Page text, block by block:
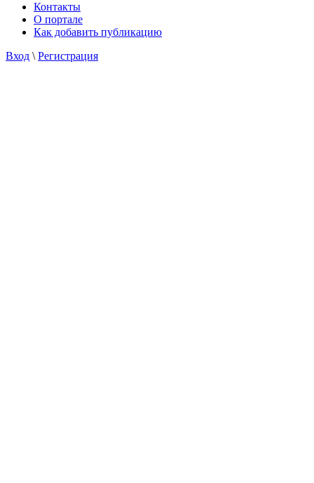
Контакты
О портале
Как добавить публикацию
Вход \ Регистрация